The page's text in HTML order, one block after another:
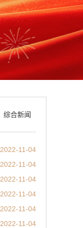
综合新闻
2022-11-04
2022-11-04
2022-11-04
2022-11-04
2022-11-04
2022-11-04